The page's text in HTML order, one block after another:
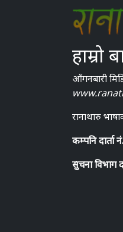
हाम्रो
आँगनबारी
रानाथारु
कम्पनि दार्ता नं.
सुचना विभाग